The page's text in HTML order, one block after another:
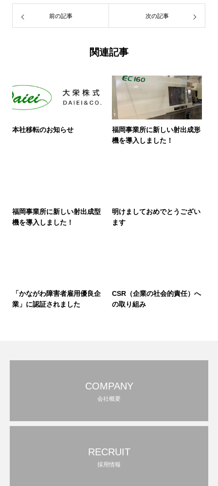
前の記事 次の記事
関連記事
本社移転のお知らせ
福岡事業所に新しい射出成形
機を導入しました！
福岡事業所に新しい射出成型
機を導入しました！
明けましておめでとうござい
ます
「かながわ障害者雇用優良企
業」に認証されました
CSR（企業の社会的責任）へ
の取り組み
COMPANY
会社概要
RECRUIT
採用情報